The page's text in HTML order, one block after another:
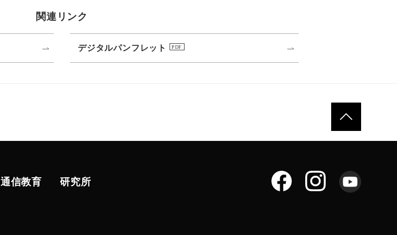
関連リンク
デジタルパンフレット
通信教育 研究所